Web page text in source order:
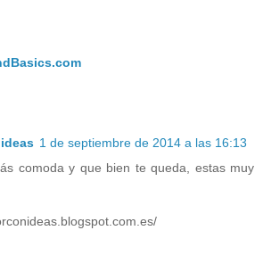
1 de septiembre de 2014 a las 16:13
comoda y que bien te queda, estas muy